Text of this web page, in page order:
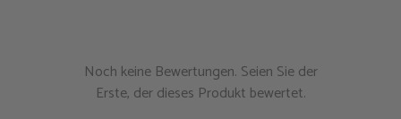
Noch keine Bewertungen. Seien Sie der
Erste, der dieses Produkt bewertet.